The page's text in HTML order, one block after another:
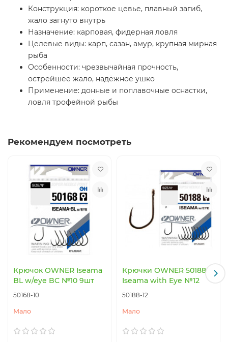
Конструкция: короткое цевье, плавный загиб,
жало загнуто внутрь
Назначение: карповая, фидерная ловля
Целевые виды: карп, сазан, амур, крупная мирная
рыба
Особенности: чрезвычайная прочность,
острейшее жало, надёжное ушко
Применение: донные и поплавочные оснастки,
ловля трофейной рыбы
Рекомендуем посмотреть
Крючок OWNER Iseama
BL w/eye BC №10 9шт
50168-10
Мало
Крючки OWNER 50188
Iseama with Eye №12
50188-12
Мало